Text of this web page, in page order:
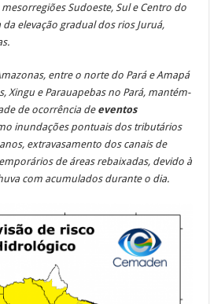
Sudoeste, Sul e Centro do
elevação gradual dos rios Juruá,
entre o norte do Pará e Amapá
Xingu e Parauapebas no Pará, mantém-
de ocorrência deeventos
inundações pontuais dos tributários
extravasamento dos canais de
de áreas rebaixadas, devido à
com acumulados durante o dia.